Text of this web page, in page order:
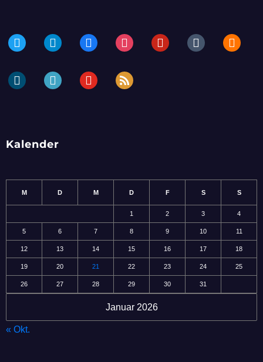
twitter telegramfacebookinstagrampinteresttumblr blogger
dailymotionperiscopeyoutube rss
Kalender
Januar 2026
M D M D F S S
1 2 3 4
5 6 7 8 9 10 11
12 13 14 15 16 17 18
19 20 21 22 23 24 25
26 27 28 29 30 31
« Okt.